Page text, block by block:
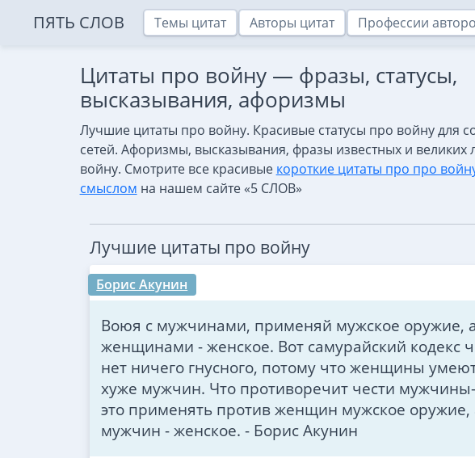
ПЯТЬ СЛОВ Темы цитат Авторы цитат Профессии
Цитаты про войну — фразы, статусы,
высказывания, афоризмы
Лучшие цитаты про войну. Красивые статусы про войну для
сетей. Афоризмы, высказывания, фразы известных и великих
войну. Смотрите все красивые короткие цитаты про про
смыслом на нашем сайте «5 СЛОВ»
Лучшие цитаты про войну
Борис Акунин
Воюя с мужчинами, применяй мужское оружие,
женщинами - женское. Вот самурайский кодекс
нет ничего гнусного, потому что женщины
хуже мужчин. Что противоречит чести
это применять против женщин мужское оружие,
мужчин - женское. - Борис Акунин